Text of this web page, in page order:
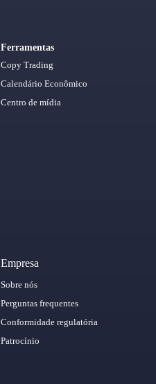
Ferramentas
Copy Trading
Calendário Econômico
Centro de mídia
Empresa
Sobre nós
Perguntas frequentes
Conformidade regulatória
Patrocínio